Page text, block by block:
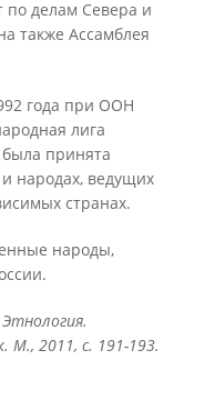
по делам Севера и
также Ассамблея
года при ООН
лига
принята
народах, ведущих
странах.
народы,
М., 2011, с. 191-193.